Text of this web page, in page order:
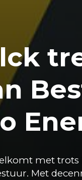
met trots
Met